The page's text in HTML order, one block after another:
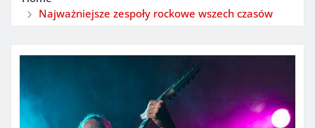
Najważniejsze zespoły rockowe wszech czasów